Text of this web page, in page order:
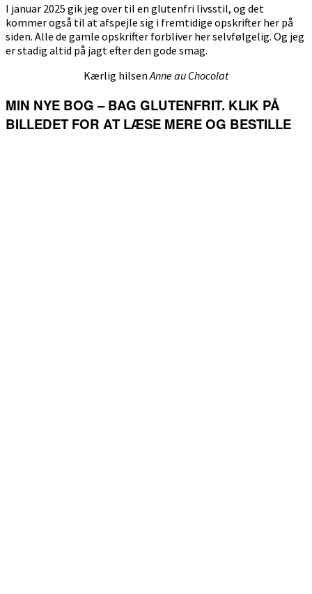
I januar 2025 gik jeg over til en glutenfri livsstil, og det
kommer også til at afspejle sig i fremtidige opskrifter her på
siden. Alle de gamle opskrifter forbliver her selvfølgelig. Og jeg
er stadig altid på jagt efter den gode smag.
Kærlig hilsenAnne au Chocolat
MIN NYE BOG – BAG GLUTENFRIT. KLIK PÅ
BILLEDET FOR AT LÆSE MERE OG BESTILLE